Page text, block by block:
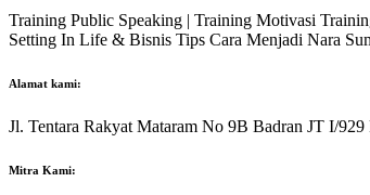
Training Public Speaking | Training Motivasi
Setting In Life & Bisnis Tips Cara Menjadi Nara
Alamat kami:
Jl. Tentara Rakyat Mataram No 9B Badran JT I/
Mitra Kami: